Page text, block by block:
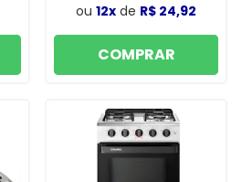
ou 12x de R$ 24,92
COMPRAR